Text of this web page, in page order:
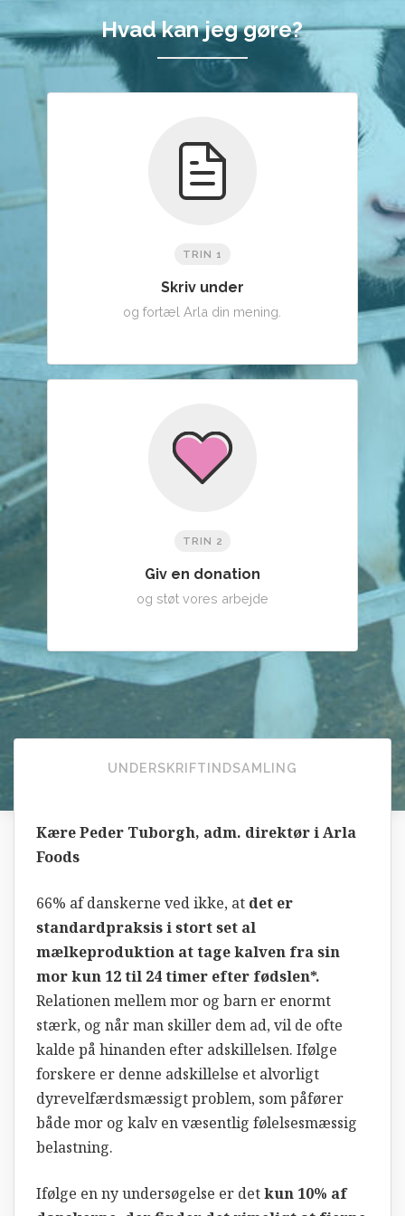
Hvad kan jeg gøre?
TRIN 1
Skriv under
og fortæl Arla din mening.
TRIN 2
Giv en donation
og støt vores arbejde
UNDERSKRIFTINDSAMLING
Kære Peder Tuborgh, adm. direktør i Arla
Foods
66% af danskerne ved ikke, at det er
standardpraksis i stort set al
mælkeproduktion at tage kalven fra sin
mor kun 12 til 24 timer efter fødslen*.
Relationen mellem mor og barn er enormt
stærk, og når man skiller dem ad, vil de ofte
kalde på hinanden efter adskillelsen. Ifølge
forskere er denne adskillelse et alvorligt
dyrevelfærdsmæssigt problem, som påfører
både mor og kalv en væsentlig følelsesmæssig
belastning.
Ifølge en ny undersøgelse er detkun 10% af